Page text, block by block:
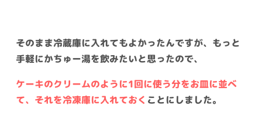
そのまま冷蔵庫に入れてもよかったんですが、もっと
手軽にかちゅー湯を飲みたいと思ったので、
ケーキのクリームのように1回に使う分をお皿に並べ
て、それを冷凍庫に入れておく ことにしました。